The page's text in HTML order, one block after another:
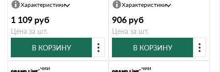
Характеристики
1 109 руб
Цена за шт.
В КОРЗИНУ
Характеристики
906 руб
Цена за шт.
В КОРЗИНУ
В наличии В наличии